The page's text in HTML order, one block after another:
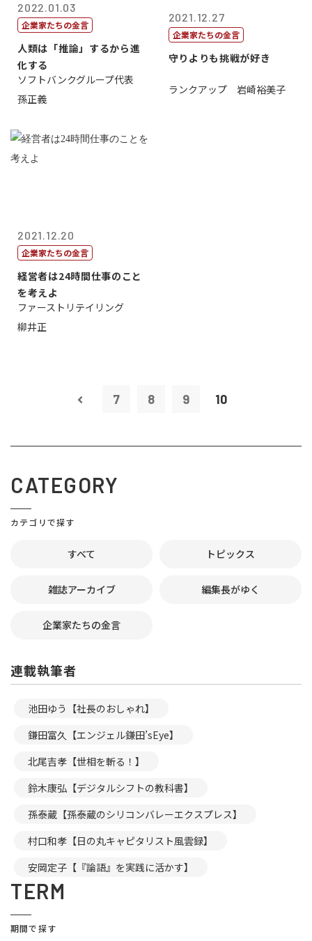
2022.01.03
企業家たちの金言
人類は「推論」するから進
化する
ソフトバンクグループ代表
孫正義
2021.12.27
企業家たちの金言
守りよりも挑戦が好き
ランクアップ 岩崎裕美子
2021.12.20
企業家たちの金言
経営者は24時間仕事のこと
を考えよ
ファーストリテイリング
柳井正
7 8 9 10
CATEGORY
カテゴリで探す
すべて トピックス
雑誌アーカイブ 編集長がゆく
企業家たちの金言
連載執筆者
池田ゆう【社長のおしゃれ】
鎌田富久【エンジェル鎌田’sEye】
北尾吉孝【世相を斬る！】
鈴木康弘【デジタルシフトの教科書】
孫泰蔵【孫泰蔵のシリコンバレーエクスプレス】
村口和孝【日の丸キャピタリスト風雲録】
安岡定子【『論語』を実践に活かす】
TERM
期間で探す